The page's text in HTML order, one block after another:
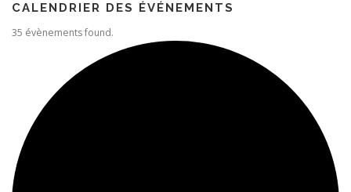
CALENDRIER DES ÉVÉNEMENTS
35 évènements found.